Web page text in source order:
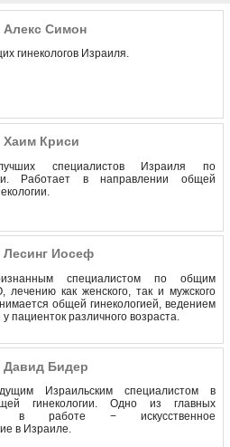
Симон
гинекологов Израиля.
Криси
специалистов Израиля по
Работает в направлении общей
Иосеф
специалистом по общим
лечению как женского, так и мужского
общей гинекологией, ведением
пациенток различного возраста.
Бидер
Израильским специалистом в
гинекологии. Одно из главных
в работе − искусственное
в Израиле.